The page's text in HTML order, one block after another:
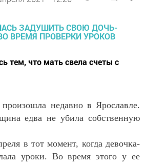
тем, что мать свела счеты с
недавно в Ярославле.
едва не убила собственную
в тот момент, когда девочка-
уроки. Во время этого у ее